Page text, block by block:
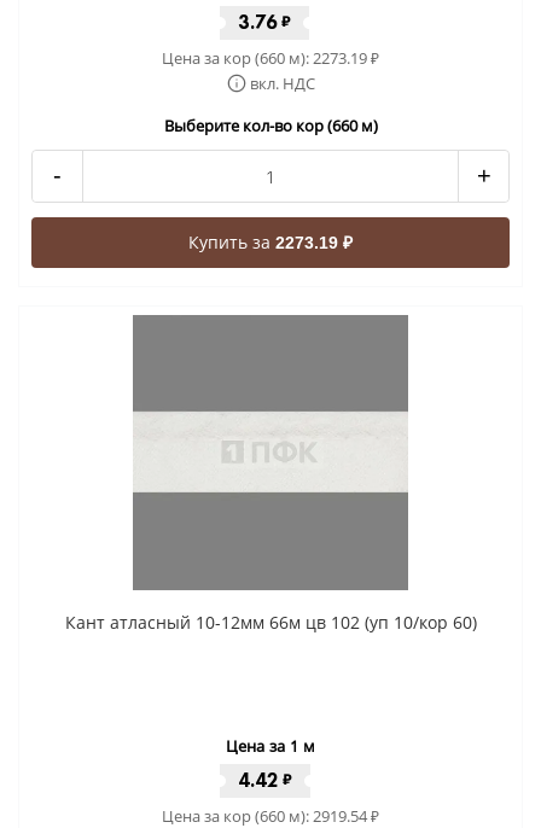
3.76₽
Цена за кор (660 м):2273.19₽
вкл. НДС
Выберите кол-во кор (660 м)
- +
Купить за 2273.19 ₽
Кант атласный 10-12мм 66м цв 102 (уп 10/кор 60)
Цена за 1 м
4.42 ₽
Цена за кор (660 м):2919.54₽